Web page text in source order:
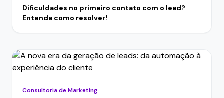
Dificuldades no primeiro contato com o lead?
Entenda como resolver!
Consultoria de Marketing